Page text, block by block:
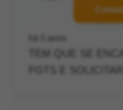
há 5 anos
TEM QUE SE
FGTS E